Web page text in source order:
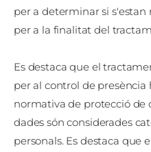
per a determinar si s'estan
per a la finalitat del
Es destaca que el
per al control de
normativa de protecció de
dades són considerades
personals. Es destaca que